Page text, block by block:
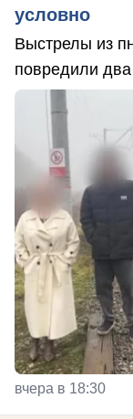
условно
Выстрелы из
повредили два
вчера в 18:30